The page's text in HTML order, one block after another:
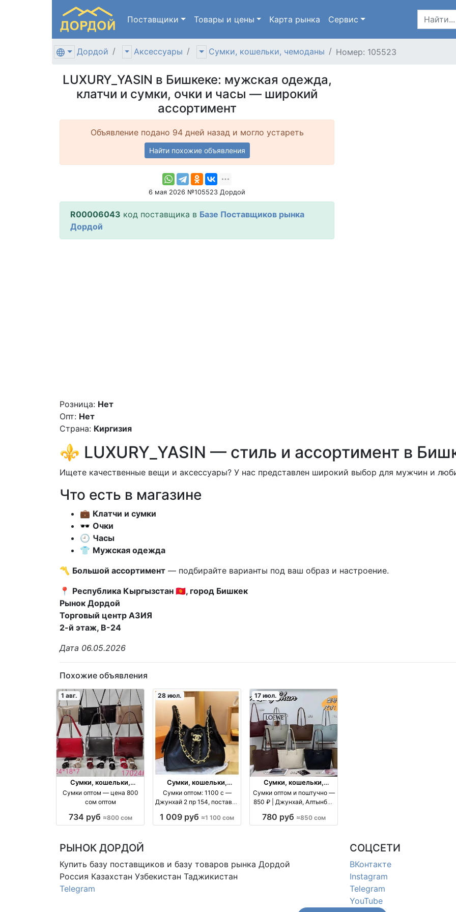
Поставщики Товары и цены Карта рынка Сервис
Дордой Аксессуары Сумки, кошельки, чемоданы Номер: 105523
LUXURY_YASIN в Бишкеке: мужская одежда,
клатчи и сумки, очки и часы — широкий
ассортимент
Объявление подано 94 дней назад и могло устареть
Найти похожие объявления
6 мая 2026 №105523 Дордой
R00006043 код поставщика в Базе Поставщиков рынка
Дордой
Розница: Нет
Опт: Нет
Страна: Киргизия
⚜️ LUXURY_YASIN — стиль и ассортимент в
Ищете качественные вещи и аксессуары? У нас представлен широкий выбор для мужчин и
Что есть в магазине
💼 Клатчи и сумки
🕶️ Очки
🕘 Часы
👕 Мужская одежда
〽️ Большой ассортимент — подбирайте варианты под ваш образ и настроение.
📍 Республика Кыргызстан 🇰🇬, город Бишкек
Рынок Дордой
Торговый центр АЗИЯ
2-й этаж, В-24
Дата 06.05.2026
Похожие объявления
1 авг.
Сумки, кошельки,
чемоданы
Сумки оптом — цена 800
сом оптом
734 руб ≈800 сом
28 июл.
Сумки, кошельки,
чемоданы
Сумки оптом: 1100 с —
Джунхай 2 пр 154, поставки
1 009 руб ≈1 100 сом
17 июл.
Сумки, кошельки,
чемоданы
Сумки оптом и поштучно —
850 ₽ | Джунхай, Алтынбек
780 руб ≈850 сом
РЫНОК ДОРДОЙ
Купить базу поставщиков и базу товаров рынка Дордой
Россия Казахстан Узбекистан Таджикистан
Telegram
СОЦСЕТИ
ВКонтакте
Instagram
Telegram
YouTube